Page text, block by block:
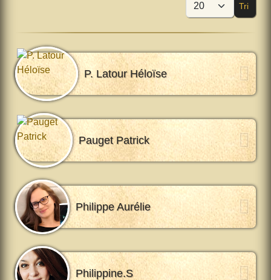
Tri
P. Latour Héloïse
Pauget Patrick
Philippe Aurélie
Philippine.S